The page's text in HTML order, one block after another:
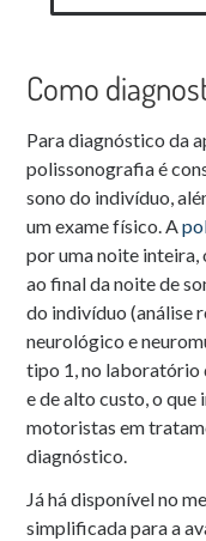
Como
Para diagnóstico da
polissonografia é
sono do indivíduo,
um exame físico. A
por uma noite inteira,
ao final da noite de
do indivíduo (análise
neurológico e
tipo 1, no laboratório
e de alto custo, o
motoristas em
diagnóstico.
Já há disponível no
simplificada para a